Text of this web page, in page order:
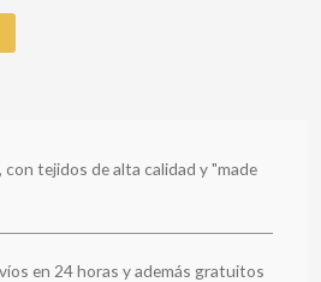
con tejidos de alta calidad y "made
en 24 horas y además gratuitos